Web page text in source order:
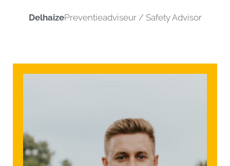
DelhaizePreventieadviseur / Safety Advisor